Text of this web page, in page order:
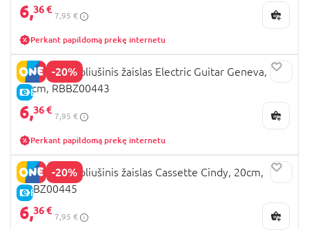
6,36 €
7,95 €
Perkant papildomą prekę internetu
-20%
E-KAINA
BUM BUMZ pliušinis žaislas Electric Guitar Geneva,
20cm, RBBZ00443
6,36 €
7,95 €
Perkant papildomą prekę internetu
-20%
E-KAINA
BUM BUMZ pliušinis žaislas Cassette Cindy, 20cm,
RBBZ00445
6,36 €
7,95 €